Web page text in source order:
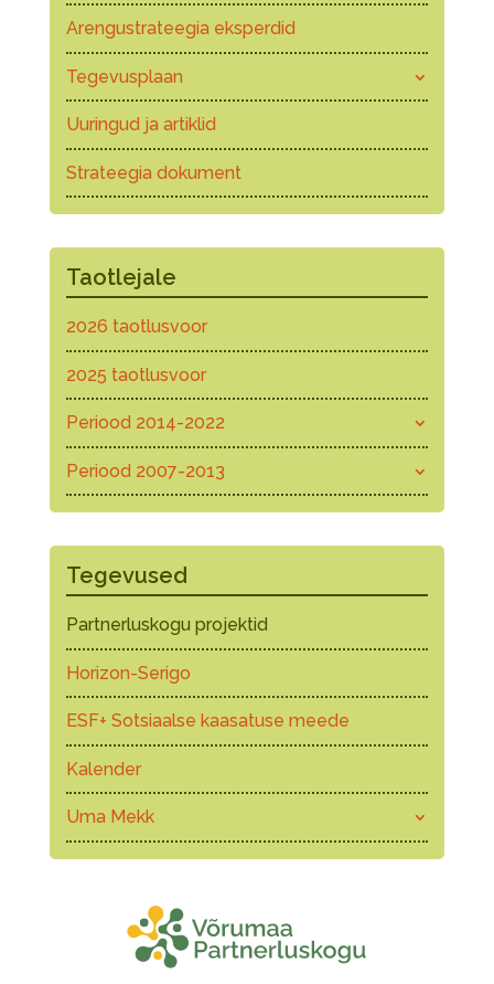
Arengustrateegia eksperdid
Tegevusplaan
Uuringud ja artiklid
Strateegia dokument
Taotlejale
2026 taotlusvoor
2025 taotlusvoor
Periood 2014-2022
Periood 2007-2013
Tegevused
Partnerluskogu projektid
Horizon-Serigo
ESF+ Sotsiaalse kaasatuse meede
Kalender
Uma Mekk